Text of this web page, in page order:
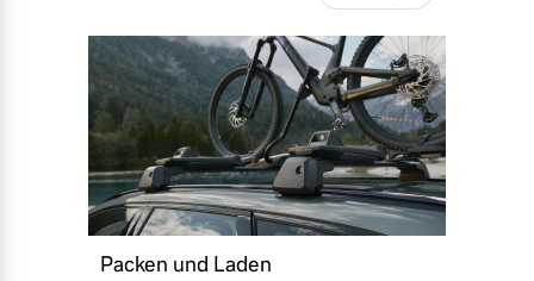
Packen und Laden